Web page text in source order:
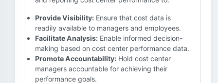
Provide Visibility: Ensure that cost data is
readily available to managers and employees.
Facilitate Analysis: Enable informed decision-
making based on cost center performance data.
Promote Accountability: Hold cost center
managers accountable for achieving their
performance goals.